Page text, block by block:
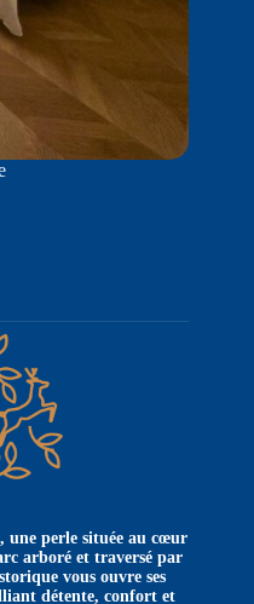
une perle située au cœur
arboré et traversé par
vous ouvre ses
détente, confort et